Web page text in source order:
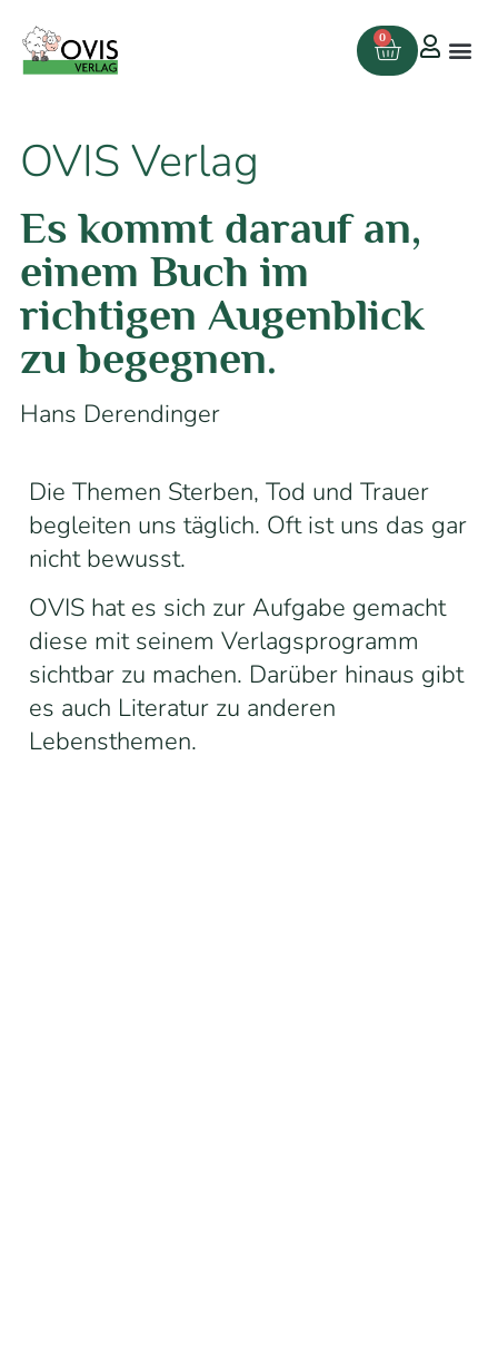
0
OVIS Verlag
Es kommt darauf an,
einem Buch im
richtigen Augenblick
zu begegnen.
Hans Derendinger
Die Themen Sterben, Tod und Trauer
begleiten uns täglich. Oft ist uns das gar
nicht bewusst.
OVIS hat es sich zur Aufgabe gemacht
diese mit seinem Verlagsprogramm
sichtbar zu machen. Darüber hinaus gibt
es auch Literatur zu anderen
Lebensthemen.